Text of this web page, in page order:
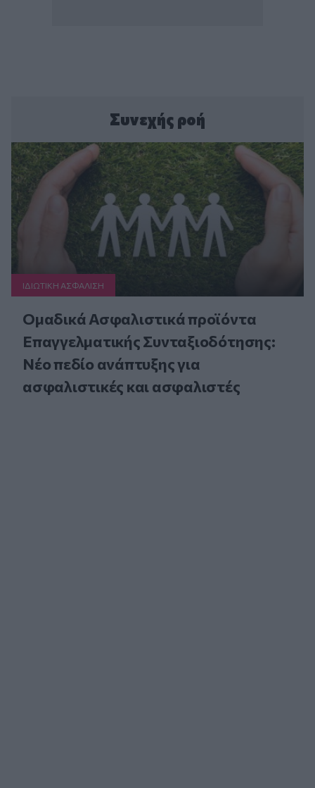
Συνεχής ροή
ΙΔΙΩΤΙΚΗ ΑΣΦAΛΙΣΗ
Ομαδικά Ασφαλιστικά προϊόντα
Επαγγελματικής Συνταξιοδότησης:
Νέο πεδίο ανάπτυξης για
ασφαλιστικές και ασφαλιστές